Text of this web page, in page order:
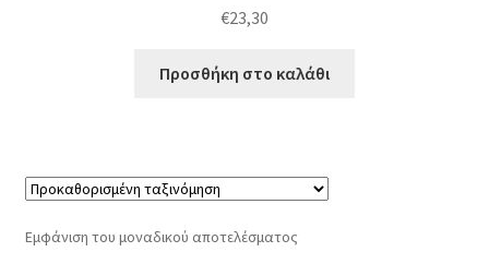
€23,30
Προσθήκη στο καλάθι
Εμφάνιση του μοναδικού αποτελέσματος